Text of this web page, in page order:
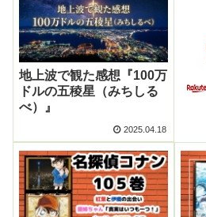
地上波で観た感想『100万
ドルの五稜星（みちしる
べ）』
2025.04.18